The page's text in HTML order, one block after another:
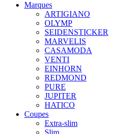
Marques
ARTIGIANO
OLYMP
SEIDENSTICKER
MARVELIS
CASAMODA
VENTI
EINHORN
REDMOND
PURE
JUPITER
HATICO
Coupes
Extra-slim
Slim